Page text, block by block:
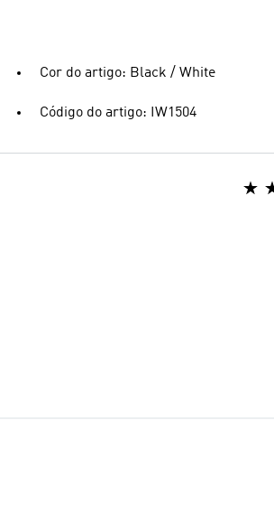
Cor do artigo: Black / White
Código do artigo: IW1504